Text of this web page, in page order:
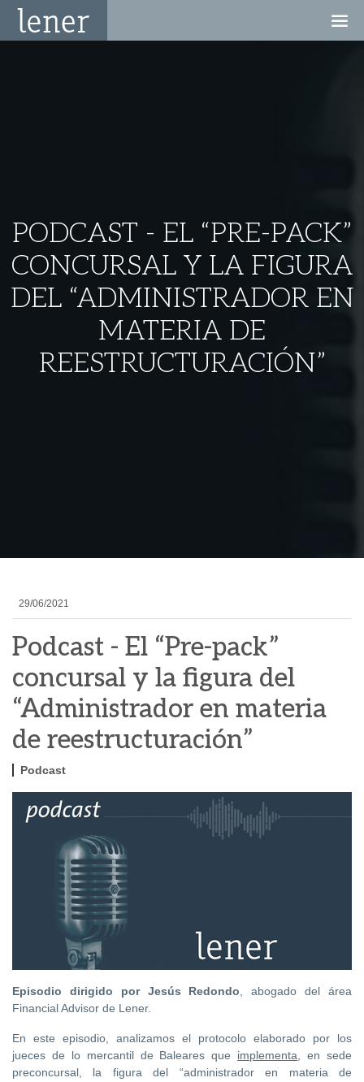
PODCAST - EL “PRE-PACK”
CONCURSAL Y LA FIGURA
DEL “ADMINISTRADOR EN
MATERIA DE
REESTRUCTURACIÓN”
29/06/2021
Podcast - El “Pre-pack”
concursal y la figura del
“Administrador en materia
de reestructuración”
Podcast
Episodio dirigido por Jesús Redondo , abogado del área
Financial Advisor de Lener.
En este episodio, analizamos el protocolo elaborado por los
jueces de lo mercantil de Baleares que implementa , en sede
preconcursal, la figura del “administrador en materia de